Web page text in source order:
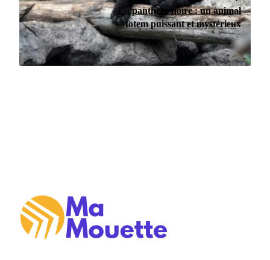
La panthère noire : un animal
totem puissant et mystérieux